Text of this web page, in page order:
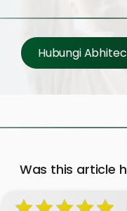
Hubungi
Was this article